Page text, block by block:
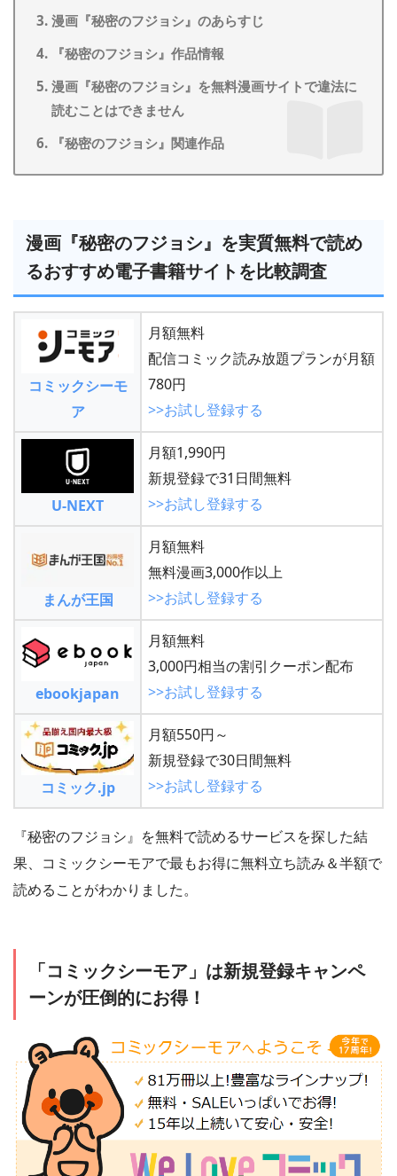
漫画『秘密のフジョシ』のあらすじ
『秘密のフジョシ』作品情報
漫画『秘密のフジョシ』を無料漫画サイトで違法に
読むことはできません
『秘密のフジョシ』関連作品
漫画『秘密のフジョシ』を実質無料で読め
るおすすめ電子書籍サイトを比較調査
コミックシーモ
ア
月額無料
配信コミック読み放題プランが月額
780円
>>お試し登録する
U-NEXT
月額1,990円
新規登録で31日間無料
>>お試し登録する
まんが王国
月額無料
無料漫画3,000作以上
>>お試し登録する
ebookjapan
月額無料
3,000円相当の割引クーポン配布
>>お試し登録する
コミック.jp
月額550円～
新規登録で30日間無料
>>お試し登録する
『秘密のフジョシ』を無料で読めるサービスを探した結
果、コミックシーモアで最もお得に無料立ち読み＆半額で
読めることがわかりました。
「コミックシーモア」は新規登録キャンペ
ーンが圧倒的にお得！